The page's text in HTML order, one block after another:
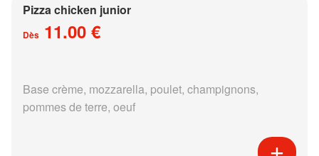
Pizza chicken junior
Dès 11.00 €
Base crème, mozzarella, poulet, champignons,
pommes de terre, oeuf